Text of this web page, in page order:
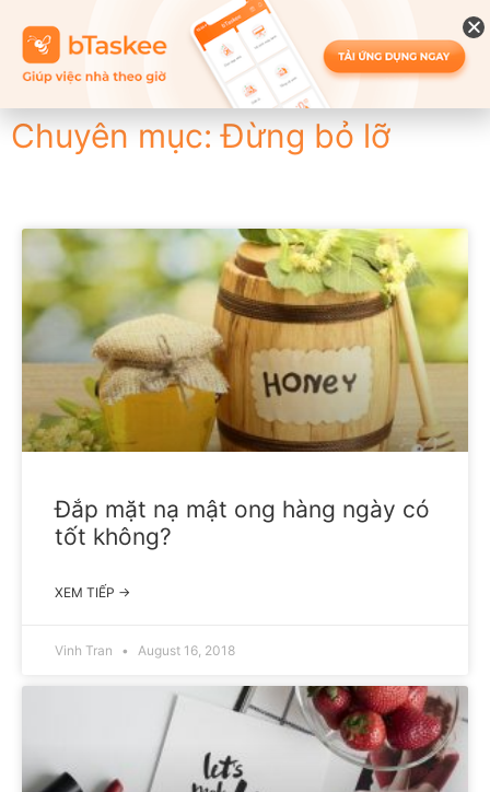
Chuyên mục: Đừng bỏ lỡ
Đắp mặt nạ mật ong hàng ngày có
tốt không?
XEM TIẾP →
Vinh Tran August 16, 2018